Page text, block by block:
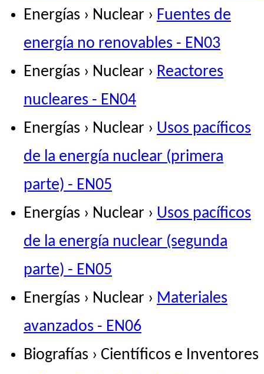
Energías › Nuclear › Fuentes de
energía no renovables - EN03
Energías › Nuclear › Reactores
nucleares - EN04
Energías › Nuclear › Usos pacíficos
de la energía nuclear (primera
parte) - EN05
Energías › Nuclear › Usos pacíficos
de la energía nuclear (segunda
parte) - EN05
Energías › Nuclear › Materiales
avanzados - EN06
Biografías › Científicos e Inventores